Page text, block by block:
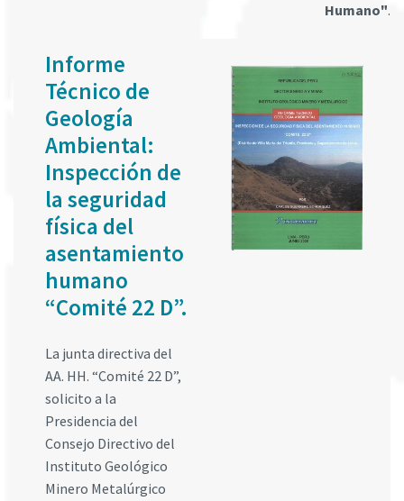
Humano".
Informe
Técnico de
Geología
Ambiental:
Inspección de
la seguridad
física del
asentamiento
humano
“Comité 22 D”.
La junta directiva del
AA. HH. “Comité 22 D”,
solicito a la
Presidencia del
Consejo Directivo del
Instituto Geológico
Minero Metalúrgico